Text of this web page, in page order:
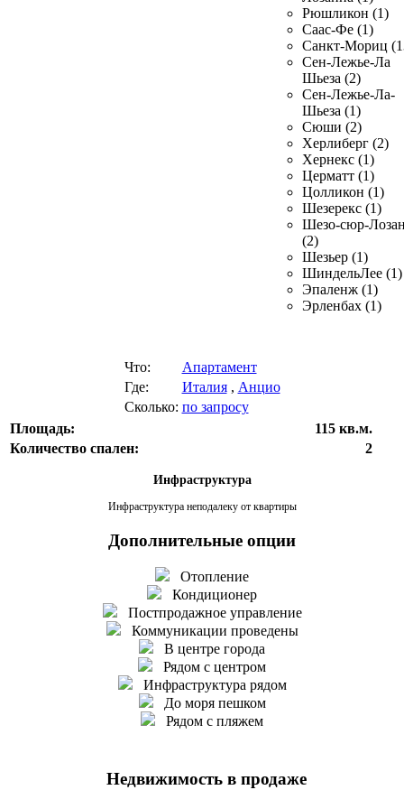
Рюшликон (1)
Саас-Фе (1)
Санкт-Мориц
Сен-Лежье-Ла
Шьеза (2)
Сен-Лежье-Ла-
Шьеза (1)
Сюши (2)
Херлиберг (2)
Хернекс (1)
Церматт (1)
Цолликон (1)
Шезерекс (1)
Шезо-сюр-
(2)
Шезьер (1)
ШиндельЛее (1)
Эпаленж (1)
Эрленбах (1)
Что:
Апартамент
Где:
Италия, Анцио
Сколько: по запросу
Площадь:
115 кв.м.
Количество спален:
2
Инфраструктура
Инфраструктура неподалеку от квартиры
Дополнительные опции
Отопление
Кондиционер
Постпродажное управление
Коммуникации проведены
В центре города
Рядом с центром
Инфраструктура рядом
До моря пешком
Рядом с пляжем
Недвижимость в продаже